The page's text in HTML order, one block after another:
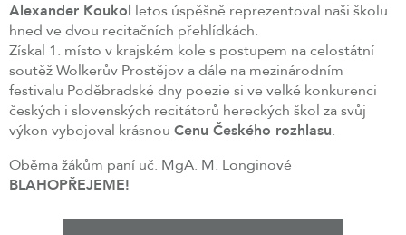
Alexander Koukol letos úspěšně reprezentoval naši školu
hned ve dvou recitačních přehlídkách.
Získal 1. místo v krajském kole s postupem na celostátní
soutěž Wolkerův Prostějov a dále na mezinárodním
festivalu Poděbradské dny poezie si ve velké konkurenci
českých i slovenských recitátorů hereckých škol za svůj
výkon vybojoval krásnou Cenu Českého rozhlasu.
Oběma žákům paní uč. MgA. M. Longinové
BLAHOPŘEJEME!